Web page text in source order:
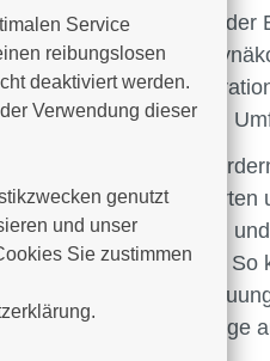
der Patientin bei der
Therapie bei einer
Wert auf die
des psychosozialen
Experten
Pathologen
zu erstellen. So
eine optimale
bis hin zur Nachsorge
Service
reibungslosen
deaktiviert werden.
Verwendung dieser
genutzt
und unser
Sie zustimmen